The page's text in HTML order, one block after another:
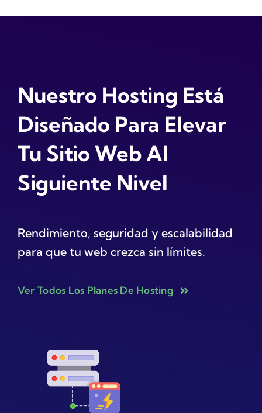
Nuestro Hosting Está
Diseñado Para Elevar
Tu Sitio Web Al
Siguiente Nivel
Rendimiento, seguridad y escalabilidad
para que tu web crezca sin límites.
Ver Todos Los Planes De Hosting